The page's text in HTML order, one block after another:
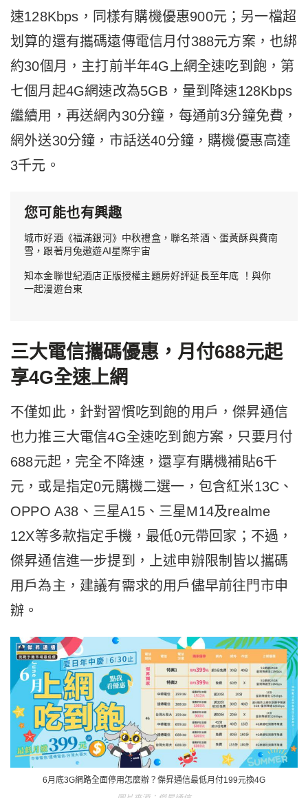
速128Kbps，同樣有購機優惠900元；另一檔超
划算的還有攜碼遠傳電信月付388元方案，也綁
約30個月，主打前半年4G上網全速吃到飽，第
七個月起4G網速改為5GB，量到降速128Kbps
繼續用，再送網內30分鐘，每通前3分鐘免費，
網外送30分鐘，市話送40分鐘，購機優惠高達
3千元。
您可能也有興趣
城市好酒《福滿銀河》中秋禮盒，聯名茶酒、蛋黃酥與費南
雪，跟著月兔遨遊AI星際宇宙
知本金聯世紀酒店正版授權主題房好評延長至年底 ！與你
一起漫遊台東
三大電信攜碼優惠，月付688元起
享4G全速上網
不僅如此，針對習慣吃到飽的用戶，傑昇通信
也力推三大電信4G全速吃到飽方案，只要月付
688元起，完全不降速，還享有購機補貼6千
元，或是指定0元購機二選一，包含紅米13C、
OPPO A38、三星A15、三星M14及realme
12X等多款指定手機，最低0元帶回家；不過，
傑昇通信進一步提到，上述申辦限制皆以攜碼
用戶為主，建議有需求的用戶儘早前往門市申
辦。
6月底3G網路全面停用怎麼辦？傑昇通信最低月付199元換4G